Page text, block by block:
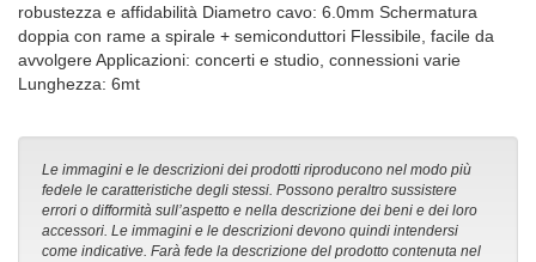
robustezza e affidabilità Diametro cavo: 6.0mm Schermatura
doppia con rame a spirale + semiconduttori Flessibile, facile da
avvolgere Applicazioni: concerti e studio, connessioni varie
Lunghezza: 6mt
Le immagini e le descrizioni dei prodotti riproducono nel modo più
fedele le caratteristiche degli stessi. Possono peraltro sussistere
errori o difformità sull’aspetto e nella descrizione dei beni e dei loro
accessori. Le immagini e le descrizioni devono quindi intendersi
come indicative. Farà fede la descrizione del prodotto contenuta nel